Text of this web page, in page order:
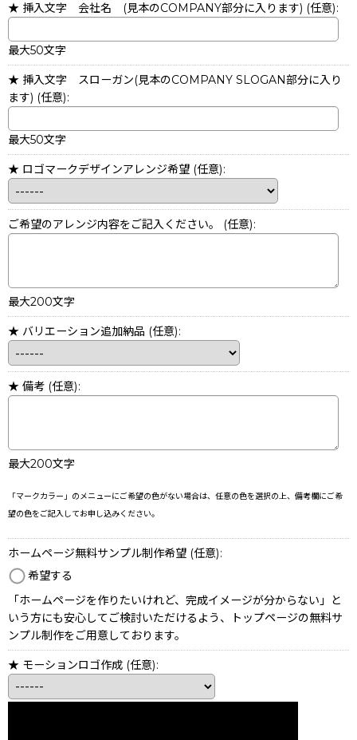
★ 挿入文字 会社名 (見本のCOMPANY部分に入ります) (任意):
最大50文字
★ 挿入文字 スローガン(見本のCOMPANY SLOGAN部分に入り
ます) (任意):
最大50文字
★ ロゴマークデザインアレンジ希望 (任意):
ご希望のアレンジ内容をご記入ください。 (任意):
最大200文字
★ バリエーション追加納品 (任意):
★ 備考 (任意):
最大200文字
「マークカラー」のメニューにご希望の色がない場合は、任意の色を選択の上、備考欄にご希
望の色をご記入してお申し込みください。
ホームページ無料サンプル制作希望 (任意):
希望する
「ホームページを作りたいけれど、完成イメージが分からない」と
いう方にも安心してご検討いただけるよう、トップページの無料サ
ンプル制作をご用意しております。
★ モーションロゴ作成 (任意):